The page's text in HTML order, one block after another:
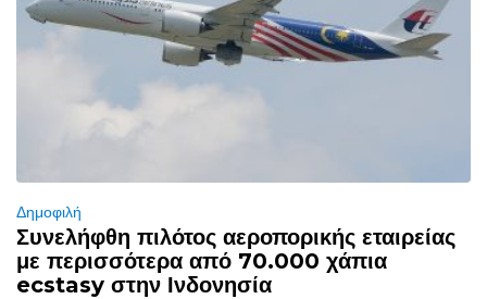
Δημοφιλή
Συνελήφθη πιλότος αεροπορικής εταιρείας
με περισσότερα από 70.000 χάπια
ecstasy στην Ινδονησία